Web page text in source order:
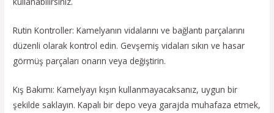
Rutin Kontroller: Kamelyanın vidalarını ve bağlantı parçalarını
düzenli olarak kontrol edin. Gevşemiş vidaları sıkın ve hasar
görmüş parçaları onarın veya değiştirin.
Kış Bakımı: Kamelyayı kışın kullanmayacaksanız, uygun bir
şekilde saklayın. Kapalı bir depo veya garajda muhafaza etmek,